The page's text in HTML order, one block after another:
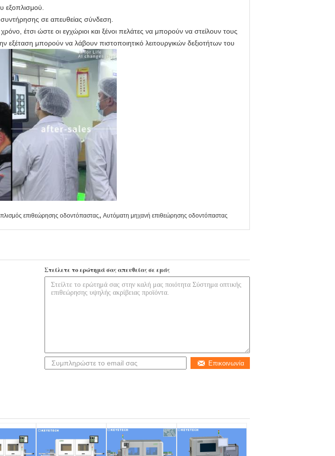
εξοπλισμού.
σε απευθείας σύνδεση.
έτσι ώστε οι εγχώριοι και ξένοι πελάτες να μπορούν να στείλουν τους
μπορούν να λάβουν πιστοποιητικό λειτουργικών δεξιοτήτων του
επιθεώρησης οδοντόπαστας, Αυτόματη μηχανή επιθεώρησης οδοντόπαστας
Στείλετε το ερώτημά σας απευθείας σε εμάς
Επικοινωνία